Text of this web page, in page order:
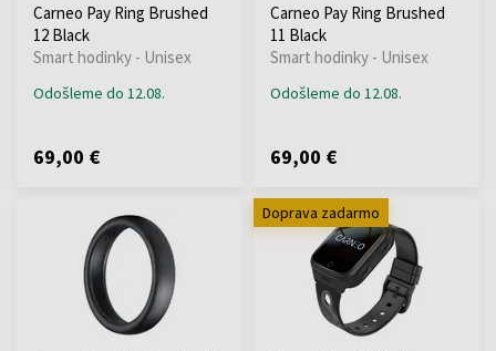
Carneo Pay Ring Brushed
12 Black
Smart hodinky - Unisex
Odošleme do 12.08.
69,00 €
Carneo Pay Ring Brushed
11 Black
Smart hodinky - Unisex
Odošleme do 12.08.
69,00 €
Doprava zadarmo